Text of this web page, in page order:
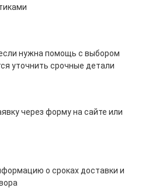
нужна помощь с выбором
уточнить срочные детали
через форму на сайте или
о сроках доставки и